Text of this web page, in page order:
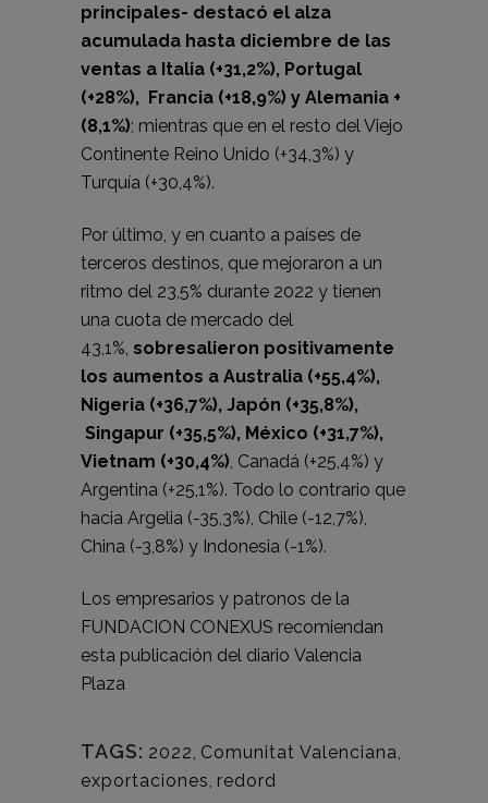
principales- destacó el alza
acumulada hasta diciembre de las
ventas a Italia (+31,2%), Portugal
(+28%), Francia (+18,9%) y Alemania +
(8,1%); mientras que en el resto del Viejo
Continente Reino Unido (+34,3%) y
Turquía (+30,4%).
Por último, y en cuanto a países de
terceros destinos, que mejoraron a un
ritmo del 23,5% durante 2022 y tienen
una cuota de mercado del
43,1%, sobresalieron positivamente
los aumentos a Australia (+55,4%),
Nigeria (+36,7%), Japón (+35,8%),
Singapur (+35,5%), México (+31,7%),
Vietnam (+30,4%) , Canadá (+25,4%) y
Argentina (+25,1%). Todo lo contrario que
hacia Argelia (-35,3%), Chile (-12,7%),
China (-3,8%) y Indonesia (-1%).
Los empresarios y patronos de la
FUNDACION CONEXUS recomiendan
esta publicación del diario Valencia
Plaza
TAGS: 2022 Comunitat Valenciana
exportaciones redord